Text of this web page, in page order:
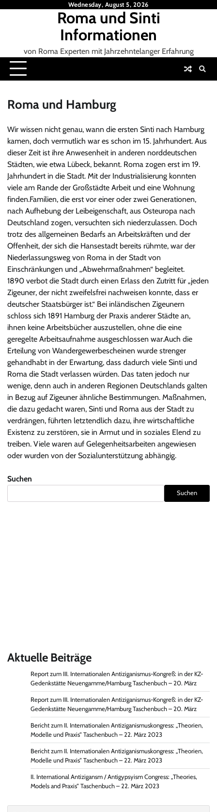
Wednesday, August 5, 2026
Roma und Sinti
Informationen
von Roma Experten mit Jahrzehntelanger Erfahrung
Roma und Hamburg
Wir wissen nicht genau, wann die ersten Sinti nach Hamburg
kamen, doch vermutlich war es schon im 15. Jahrhundert. Aus
dieser Zeit ist ihre Anwesenheit in anderen norddeutschen
Städten, wie etwa Lübeck, bekannt. Roma zogen erst im 19.
Jahrhundert in die Stadt. Mit der Industrialisierung konnten
viele am Rande der Großstädte Arbeit und eine Wohnung
finden.Familien, die erst vor einer oder zwei Generationen,
nach Aufhebung der Leibeigenschaft, aus Osteuropa nach
Deutschland zogen, versuchten sich niederzulassen. Doch
trotz des allgemeinen Bedarfs an Arbeitskräften und der
Offenheit, der sich die Hansestadt bereits rühmte, war der
Niederlassungsweg von Roma in der Stadt von
Einschränkungen und „Abwehrmaßnahmen“ begleitet.
1890 verbot die Stadt durch einen Erlass den Zutritt für „jeden
Zigeuner, der nicht zweifelsfrei nachweisen konnte, dass er
deutscher Staatsbürger ist.“ Bei inländischen Zigeunern
schloss sich 1891 Hamburg der Praxis anderer Städte an,
ihnen keine Arbeitsbücher auszustellen, ohne die eine
geregelte Arbeitsaufnahme ausgeschlossen war.Auch die
Erteilung von Wandergewerbescheinen wurde strenger
gehandhabt in der Erwartung, dass dadurch viele Sinti und
Roma die Stadt verlassen würden. Das taten jedoch nur
wenige, denn auch in anderen Regionen Deutschlands galten
in Bezug auf Zigeuner ähnliche Bestimmungen. Maßnahmen,
die dazu gedacht waren, Sinti und Roma aus der Stadt zu
verdrängen, führten letztendlich dazu, ihre wirtschaftliche
Existenz zu zerstören, sie in Armut und in soziales Elend zu
treiben. Viele waren auf Gelegenheitsarbeiten angewiesen
oder wurden von der Sozialunterstützung abhängig.
Suchen
Suchen
Aktuelle Beiträge
Report zum III. Internationalen Antiziganismus-Kongreß: in der KZ-
Gedenkstätte Neuengamme/Hamburg Taschenbuch – 20. März
Report zum III. Internationalen Antiziganismus-Kongreß: in der KZ-
Gedenkstätte Neuengamme/Hamburg Taschenbuch – 20. März
Bericht zum II. Internationalen Antiziganismuskongress: „Theorien,
Modelle und Praxis“ Taschenbuch – 22. März 2023
Bericht zum II. Internationalen Antiziganismuskongress: „Theorien,
Modelle und Praxis“ Taschenbuch – 22. März 2023
II. International Antizigansm / Antigypsyism Congress: „Theories,
Models and Praxis“ Taschenbuch – 22. März 2023